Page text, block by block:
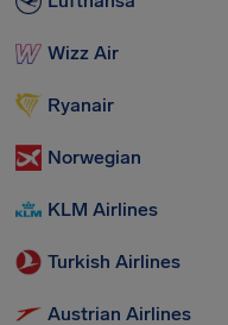
Wizz Air
Ryanair
Norwegian
KLM Airlines
Turkish Airlines
Austrian Airlines